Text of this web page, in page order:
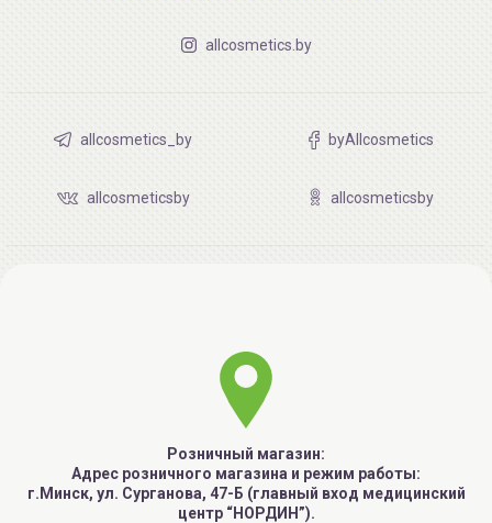
allcosmetics.by
allcosmetics_by byAllcosmetics
allcosmeticsby allcosmeticsby
Розничный магазин:
Адрес розничного магазина и режим работы:
г.Минск, ул. Сурганова, 47-Б (главный вход медицинский
центр “НОРДИН”).